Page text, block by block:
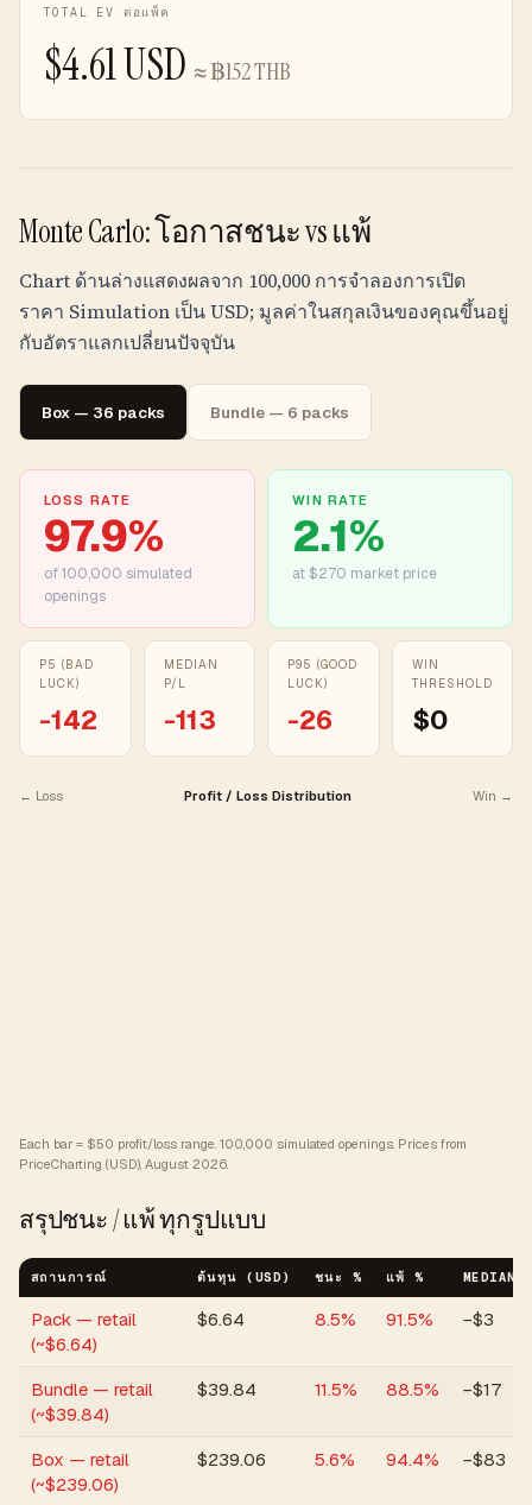
TOTAL EV ต่อแพ็ค
$4.61USD ≈฿152THB
Monte Carlo: โอกาสชนะ vs แพ้
Chart ด้านล่างแสดงผลจาก 100,000 การจำลองการเปิด
ราคา Simulation เป็น USD; มูลค่าในสกุลเงินของคุณขึ้นอยู่
กับอัตราแลกเปลี่ยนปัจจุบัน
Box — 36 packs Bundle — 6 packs
LOSS RATE
97.9%
of100,000 simulated
openings
WIN RATE
2.1%
at $270 market price
P5 (BAD
LUCK)
-142
MEDIAN
P/L
-113
P95 (GOOD
LUCK)
-26
WIN
THRESHOLD
$0
← Loss Profit / Loss Distribution Win →
Each bar = $50 profit/loss range. 100,000 simulated openings. Prices from
PriceCharting (USD), August 2026.
สรุปชนะ / แพ้ ทุกรูปแบบ
สถานการณ์ ต้นทุน (USD) ชนะ % แพ้ % MEDIAN
Pack — retail
(~$6.64)
$6.64 8.5% 91.5% −$3
Bundle — retail
(~$39.84)
$39.84 11.5% 88.5% −$17
Box — retail
(~$239.06)
$239.06 5.6% 94.4% −$83